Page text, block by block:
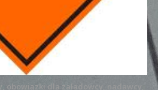
obowiązki dla załadowcy, nadawcy,